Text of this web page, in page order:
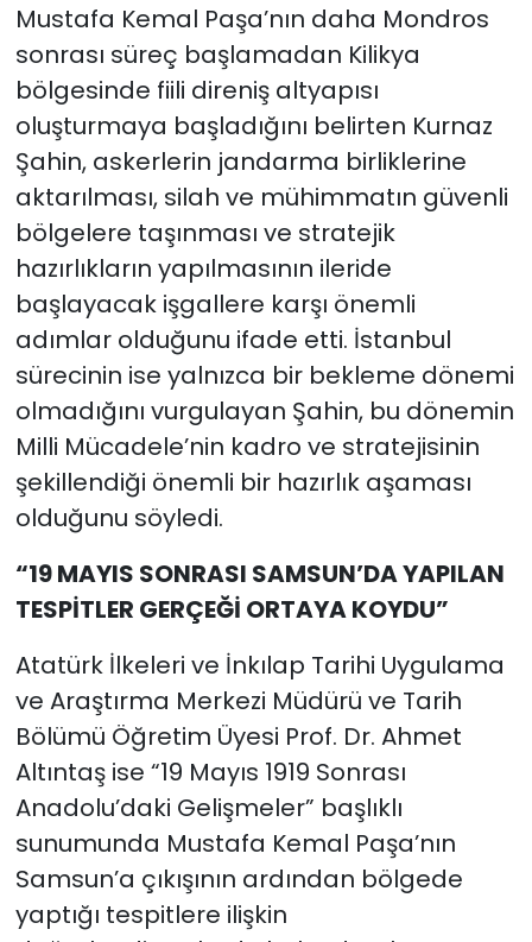
Mustafa Kemal Paşa’nın daha Mondros
sonrası süreç başlamadan Kilikya
bölgesinde fiili direniş altyapısı
oluşturmaya başladığını belirten Kurnaz
Şahin, askerlerin jandarma birliklerine
aktarılması, silah ve mühimmatın güvenli
bölgelere taşınması ve stratejik
hazırlıkların yapılmasının ileride
başlayacak işgallere karşı önemli
adımlar olduğunu ifade etti. İstanbul
sürecinin ise yalnızca bir bekleme dönemi
olmadığını vurgulayan Şahin, bu dönemin
Milli Mücadele’nin kadro ve stratejisinin
şekillendiği önemli bir hazırlık aşaması
olduğunu söyledi.
“19 MAYIS SONRASI SAMSUN’DA YAPILAN
TESPİTLER GERÇEĞİ ORTAYA KOYDU”
Atatürk İlkeleri ve İnkılap Tarihi Uygulama
ve Araştırma Merkezi Müdürü ve Tarih
Bölümü Öğretim Üyesi Prof. Dr. Ahmet
Altıntaş ise “19 Mayıs 1919 Sonrası
Anadolu’daki Gelişmeler” başlıklı
sunumunda Mustafa Kemal Paşa’nın
Samsun’a çıkışının ardından bölgede
yaptığı tespitlere ilişkin